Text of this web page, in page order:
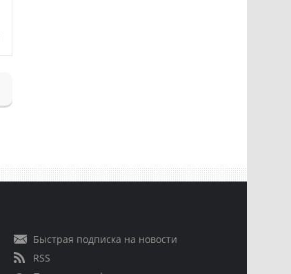
Быстрая подписка на новости
RSS